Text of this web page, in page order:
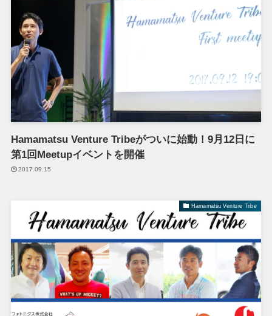
Hamamatsu Venture Tribeがついに始動！9月12日に
第1回Meetupイベントを開催
2017.09.15
Hamamatsu Venture Tribe